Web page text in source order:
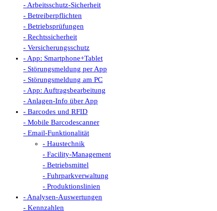
- Arbeitsschutz-Sicherheit
- Betreiberpflichten
- Betriebsprüfungen
- Rechtssicherheit
- Versicherungsschutz
- App: Smartphone+Tablet
- Störungsmeldung per App
- Störungsmeldung am PC
- App: Auftragsbearbeitung
- Anlagen-Info über App
- Barcodes und RFID
- Mobile Barcodescanner
- Email-Funktionalität
- Haustechnik
- Facility-Management
- Betriebsmittel
- Fuhrparkverwaltung
- Produktionslinien
- Analysen-Auswertungen
- Kennzahlen